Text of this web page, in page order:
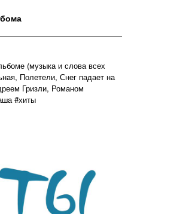
(музыка и слова всех
Полетели, Снег падает на
Гризли, Романом
#хиты